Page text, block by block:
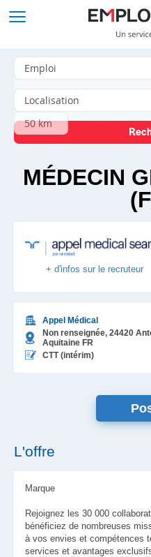
MÉDECIN
+ d'infos sur le recruteur
Appel Médical
Non renseignée, 24420
Aquitaine FR
CTT (intérim)
L'offre
Marque
Rejoignez les 30 000
bénéficiez de nombreuses
à vos envies et compétences
services et avantages